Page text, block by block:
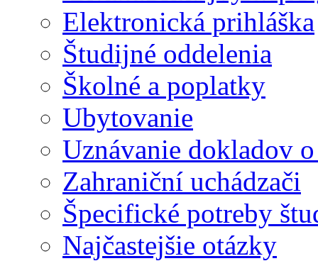
Elektronická prihláška
Študijné oddelenia
Školné a poplatky
Ubytovanie
Uznávanie dokladov
Zahraniční uchádzači
Špecifické potreby
Najčastejšie otázky